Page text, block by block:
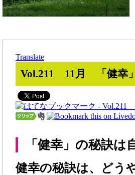
Translate
Vol.211 11月 「健幸
「健幸」の秘訣
健幸の秘訣は、どう